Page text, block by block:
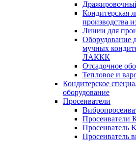
Кондитерская
производства
Линии для
Оборудование
мучных
ЛАККК
Отсадочное
Тепловое и
Кондитерское
оборудование
Просеиватели
Просеиватели
Просеиватель
Просеиватель